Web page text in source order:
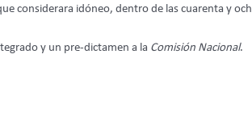
considerara idóneo, dentro de las cuarenta y
y un pre-dictamen a la Comisión Nacional.